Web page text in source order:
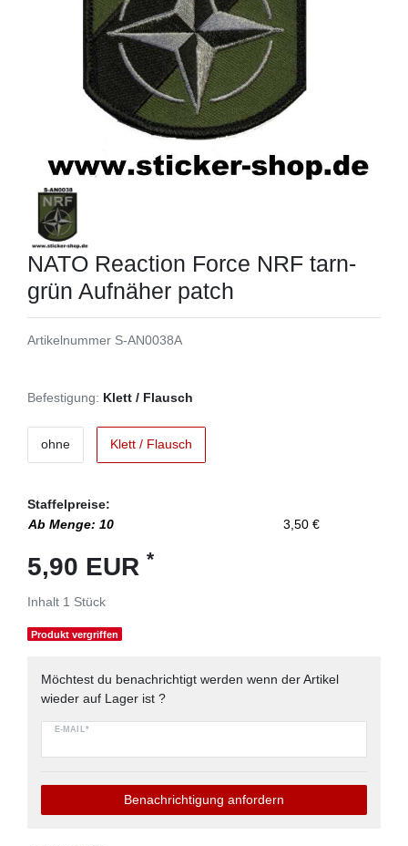
NATO Reaction Force NRF tarn-
grün Aufnäher patch
Artikelnummer S-AN0038A
Befestigung: Klett / Flausch
ohne Klett / Flausch
Staffelpreise:
Ab Menge: 10
3,50 €
5,90 EUR *
Inhalt 1 Stück
Produkt vergriffen
Möchtest du benachrichtigt werden wenn der Artikel
wieder auf Lager ist ?
E-MAIL*
Benachrichtigung anfordern